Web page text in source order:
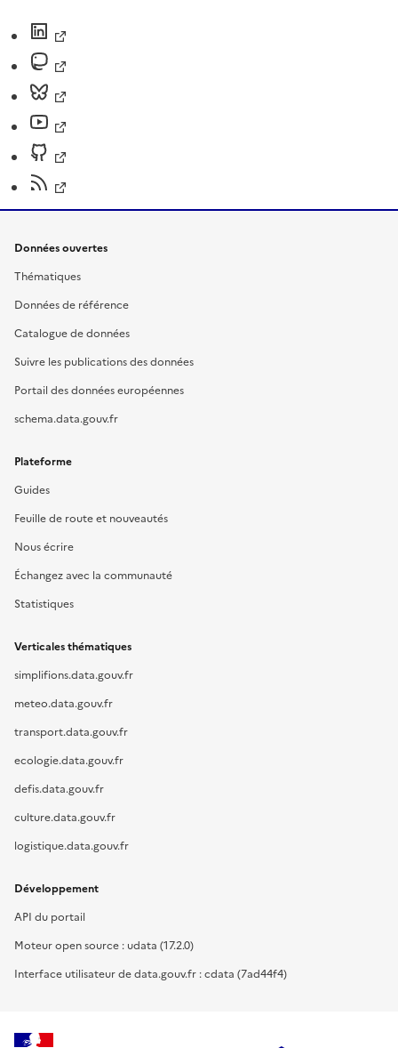
Données ouvertes
Thématiques
Données de référence
Catalogue de données
Suivre les publications des données
Portail des données européennes
schema.data.gouv.fr
Plateforme
Guides
Feuille de route et nouveautés
Nous écrire
Échangez avec la communauté
Statistiques
Verticales thématiques
simplifions.data.gouv.fr
meteo.data.gouv.fr
transport.data.gouv.fr
ecologie.data.gouv.fr
defis.data.gouv.fr
culture.data.gouv.fr
logistique.data.gouv.fr
Développement
API du portail
Moteur open source : udata (17.2.0)
Interface utilisateur de data.gouv.fr : cdata (7ad44f4)